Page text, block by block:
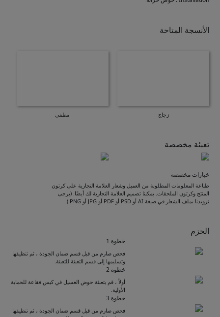
الأنسجة المتاحة
زجاج مطفي
تعبئة مخصصة
خيارات مخصصة
طباعة المعلومات المطلوبة من العميل وشعار العلامة التجارية على كرتون
المنتج وكرتون الملحقات. يمكننا تصميم العلامة التجارية لك أيضًا. (يرجى
تزويدنا بملف الشعار في صيغة AI أو PSD أو PDF أو JPG أو PNG.)
الحزم
خطوة 1
فحص صارم من قبل قسم ضمان الجودة ، ثم تنظيفها
وتسليمها إلى قسم التعبئة للتعبئة.
خطوة 2
أولاً ، قم بتعبئة حوض الغسيل في كيس فقاعة للحماية
الأولية.
خطوة 3
فحص صارم من قبل قسم ضمان الجودة ، ثم تنظيفها